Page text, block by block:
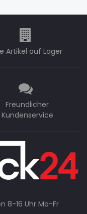
Artikel auf Lager
Freundlicher
Kundenservice
8-16 Uhr Mo-Fr